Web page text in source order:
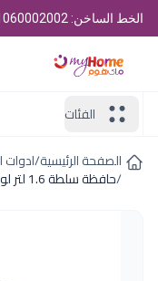
الخط الساخن: 01060002002
الفئات
الصفحة الرئيسية/ادوات
/حافظة سلطة 1.6 لتر لوك & لوك